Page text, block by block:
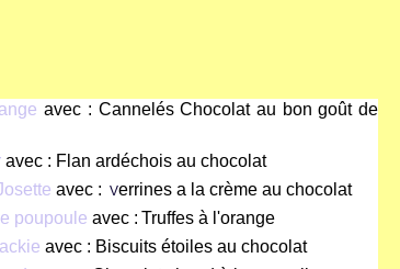
avec : Cannelés Chocolat au bon goût de
avec : Flan ardéchois au chocolat
avec : Verrines a la crème au chocolat
poupoule avec : Truffes à l'orange
avec : Biscuits étoiles au chocolat